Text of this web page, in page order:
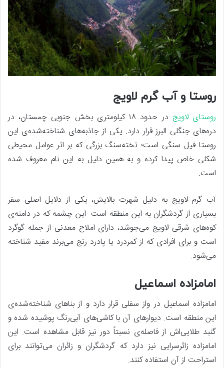
روستا و آب گرم لاویج
روستای لاویج
در حدود ۱۸ کیلومتری بخش جنوبی چمستان، در
دره‌های جنگلی البرز قرار دارد. یکی از جاذبه‌های شناخته‌شده‌ی این
روستا فیل سنگی است؛ تخته‌سنگ بزرگی که بر اثر عوامل محیطی
شکلی خاص پیدا کرده و به همین دلیل به این نام معروف شده
است.
آب گرم لاویج به دلیل شهرت بالایش، یکی از دلایل اصلی سفر
بسیاری از گردشگران به این منطقه است. این چشمه که در دامنه‌ی
کوه‌های شرقی لاویج می‌جوشد، دارای املاح معدنی از جمله گوگرد
است و برای افرادی که از کمردرد یا پادرد رنج می‌برند مفید شناخته
می‌شود.
امامزاده اسماعیل
امامزاده اسماعیل در واز سفلی قرار دارد و از بناهای شناخته‌شده‌ی
این منطقه است. دیوارهای آن با کاشی‌های آبی‌رنگ پوشیده شده و
گنبد طلایی‌اش از فاصله‌ی نسبتاً دور نیز قابل مشاهده است. این
امامزاده زائرسرایی نیز دارد که گردشگران و زائران می‌توانند برای
استراحت از آن استفاده کنند.